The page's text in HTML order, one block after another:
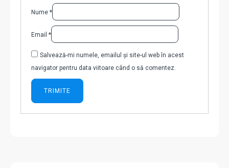
Nume *
Email *
Salvează-mi numele, emailul și site-ul web în acest
navigator pentru data viitoare când o să comentez.